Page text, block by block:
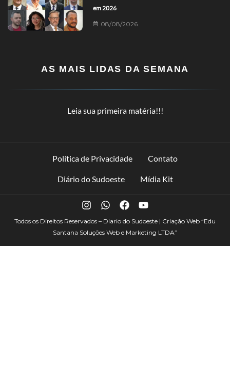
em 2026
08/08/2026
AS MAIS LIDAS DA SEMANA
Leia sua primeira matéria!!!
Política de Privacidade Contato
Diário do Sudoeste Mídia Kit
Todos os Direitos Reservados – Diario do Sudoeste | Criação Web “Edu
Santana Soluções Web e Marketing LTDA”